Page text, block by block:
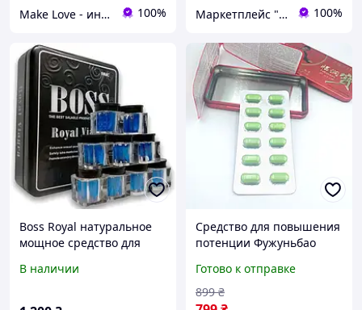
Make Love - интим бутик 100% Маркетплейс "7 Трав" товары от производителей Украины, Европы и Азии 100%
Boss Royal натуральное
мощное средство для
В наличии
Средство для повышения
потенции Фужуньбао
12шт (Таблетки для
мужчин чтобы стоял)
Готово к отправке
899 ₴